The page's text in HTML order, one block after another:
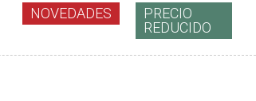
NOVEDADES
PRECIO
REDUCIDO